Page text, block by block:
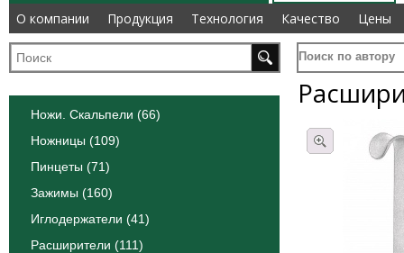
О компании
Продукция Технология Качество Цены
О компании
Продукция Технология Качество Цены
Поиск по автору
Ножи. Скальпели (66)
Ножницы (109)
Пинцеты (71)
Зажимы (160)
Иглодержатели (41)
Расширители (111)